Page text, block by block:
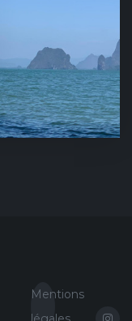
Mentions